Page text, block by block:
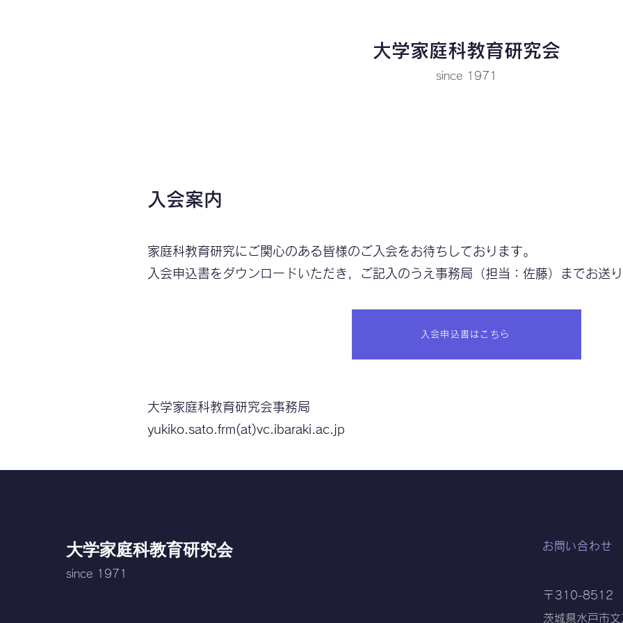
​大学家庭科教育研究会
since 1971
入会案内
家庭科教育研究にご関心のある皆様のご入会をお待ちしております。
入会申込書をダウンロード いただき，ご記入のうえ事務局（担当：佐藤）までお送り
大学家庭科教育研究会事務局
yukiko.sato.frm(at)vc.ibaraki.ac.jp
入会申込書はこちら
大学家庭科教育研究会
since 1971
お問い合わせ
〒 310-8512
茨城県水戸市